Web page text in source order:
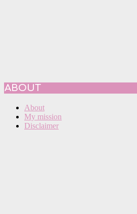
ABOUT
About
My mission
Disclaimer